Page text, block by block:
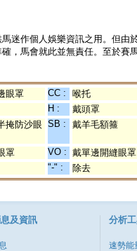
迷作個人娛樂資訊之用。但
，馬會就此並無責任。至於賽
眼罩 CC :
喉托
H :
戴頭罩
掩防沙眼 SB : 戴羊毛額箍
罩 VO : 戴單邊開縫眼罩
"-" : 除去
及資訊 分析
速勢能